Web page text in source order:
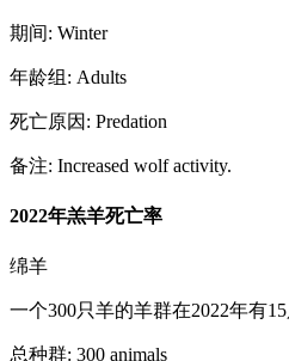
期间: Winter
年龄组 : Adults
死亡原因 : Predation
备注: Increased wolf activity.
2022年羔羊死亡率
绵羊
一个300只羊的羊群在2022年有
总种群: 300 animals